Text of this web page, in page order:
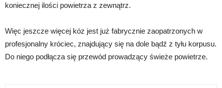
koniecznej ilości powietrza z zewnątrz.
Więc jeszcze więcej kóz jest już fabrycznie zaopatrzonych w
profesjonalny króciec, znajdujący się na dole bądź z tyłu korpusu.
Do niego podłącza się przewód prowadzący świeże powietrze.